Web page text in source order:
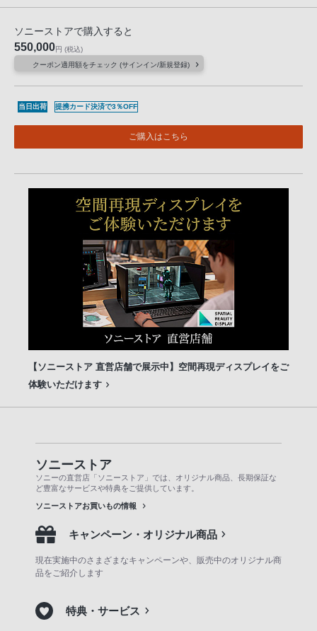
ソニーストアで購入すると
550,000円 (税込)
クーポン適用額をチェック (サインイン/新規登録)
当日出荷 提携カード決済で3％OFF
ご購入はこちら
【ソニーストア 直営店舗で展示中】空間再現ディスプレイをご
体験いただけます
ソニーストア
ソニーの直営店「ソニーストア」では、オリジナル商品、長期保証な
ど豊富なサービスや特典をご提供しています。
ソニーストアお買いもの情報
キャンペーン・オリジナル商品
現在実施中のさまざまなキャンペーンや、販売中のオリジナル商
品をご紹介します
特典・サービス